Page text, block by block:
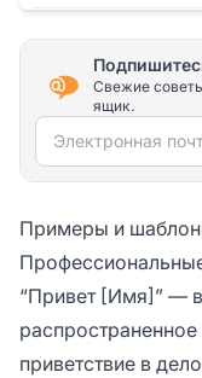
Свежие
ящик.
Электронная
Примеры и
“Привет [Имя]” —
приветствие в